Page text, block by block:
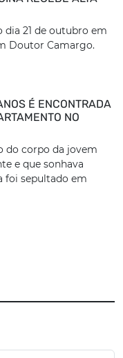
dia 21 de outubro em
Doutor Camargo.
É ENCONTRADA
NO
do corpo da jovem
e que sonhava
foi sepultado em